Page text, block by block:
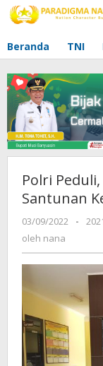
Lewati
ke
Beranda TNI
Polri
Santunan
03/09/2022
oleh
-
oleh nana